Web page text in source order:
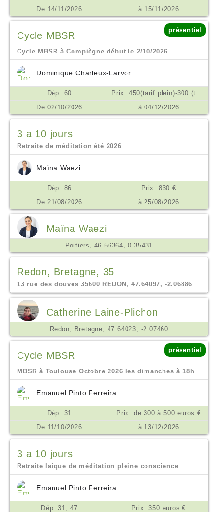
De 14/11/2026 à 15/11/2026
Cycle MBSR
présentiel
Cycle MBSR à Compiègne début le 2/10/2026
Dominique Charleux-Larvor
Dép: 60
Prix: 450(tarif plein)-300 (tarif réduit si difficulté) possibilité d'échelonner les règlements en plusieurs fois €
De 02/10/2026
à 04/12/2026
3 a 10 jours
Retraite de méditation été 2026
Maïna Waezi
Dép: 86
Prix: 830 €
De 21/08/2026
à 25/08/2026
Maïna Waezi
Poitiers, 46.56364, 0.35431
Redon, Bretagne, 35
13 rue des douves 35600 REDON, 47.64097, -2.06886
Catherine Laine-Plichon
Redon, Bretagne, 47.64023, -2.07460
Cycle MBSR
présentiel
MBSR à Toulouse Octobre 2026 les dimanches à 18h
Emanuel Pinto Ferreira
Dép: 31
Prix: de 300 à 500 euros €
De 11/10/2026
à 13/12/2026
3 a 10 jours
Retraite laique de méditation pleine conscience
Emanuel Pinto Ferreira
Dép: 31, 47
Prix: 350 euros €